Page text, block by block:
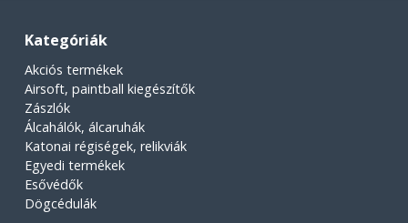
Kategóriák
Akciós termékek
Airsoft, paintball kiegészítők
Zászlók
Álcahálók, álcaruhák
Katonai régiségek, relikviák
Egyedi termékek
Esővédők
Dögcédulák